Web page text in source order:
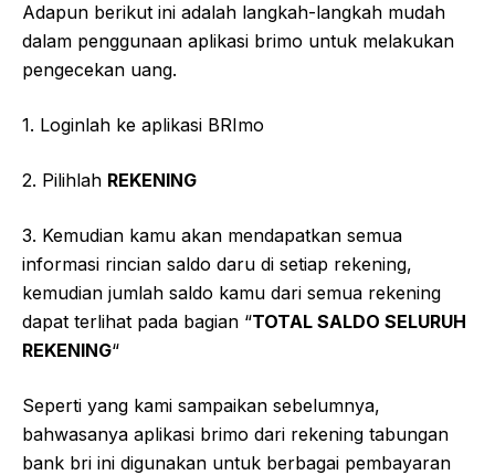
Adapun berikut ini adalah langkah-langkah mudah
dalam penggunaan aplikasi brimo untuk melakukan
pengecekan uang.
1. Loginlah ke aplikasi BRImo
2. Pilihlah REKENING
3. Kemudian kamu akan mendapatkan semua
informasi rincian saldo daru di setiap rekening,
kemudian jumlah saldo kamu dari semua rekening
dapat terlihat pada bagian “TOTAL SALDO SELURUH
REKENING“
Seperti yang kami sampaikan sebelumnya,
bahwasanya aplikasi brimo dari rekening tabungan
bank bri ini digunakan untuk berbagai pembayaran